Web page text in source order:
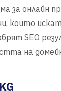
за онлайн
които
SEO
на